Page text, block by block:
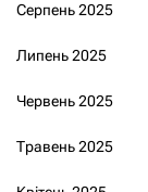
Серпень 2025
Липень 2025
Червень 2025
Травень 2025